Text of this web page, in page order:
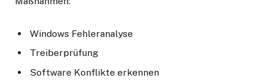
Windows Fehleranalyse
Treiberprüfung
Software Konflikte erkennen